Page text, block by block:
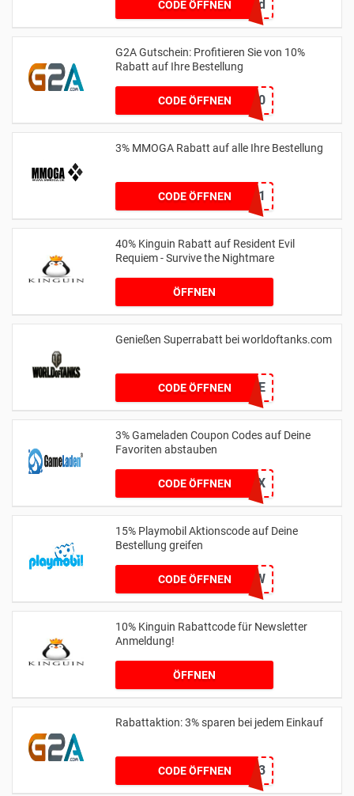
CODE ÖFFNENmermaid
G2A Gutschein: Profitieren Sie von 10%
Rabatt auf Ihre Bestellung
CODE ÖFFNENG2AXGG10
3% MMOGA Rabatt auf alle Ihre Bestellung
CODE ÖFFNEN
MMOGA2021
40% Kinguin Rabatt auf Resident Evil
Requiem - Survive the Nightmare
ÖFFNEN
Genießen Superrabatt bei worldoftanks.com
CODE ÖFFNEN
MANKERCODE
3% Gameladen Coupon Codes auf Deine
Favoriten abstauben
CODE ÖFFNEN GPX
15% Playmobil Aktionscode auf Deine
Bestellung greifen
CODE ÖFFNENDEA1NEW
10% Kinguin Rabattcode für Newsletter
Anmeldung!
ÖFFNEN
Rabattaktion: 3% sparen bei jedem Einkauf
CODE ÖFFNENG2AXGG3